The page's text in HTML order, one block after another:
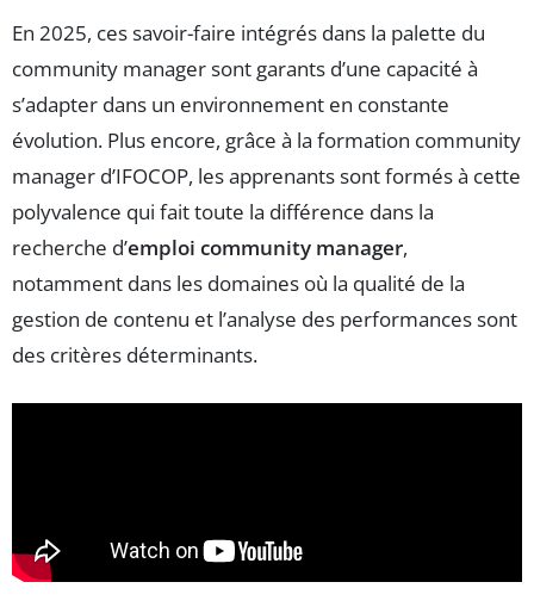
En 2025, ces savoir-faire intégrés dans la palette du
community manager sont garants d’une capacité à
s’adapter dans un environnement en constante
évolution. Plus encore, grâce à la formation community
manager d’IFOCOP, les apprenants sont formés à cette
polyvalence qui fait toute la différence dans la
recherche d’emploi community manager,
notamment dans les domaines où la qualité de la
gestion de contenu et l’analyse des performances sont
des critères déterminants.